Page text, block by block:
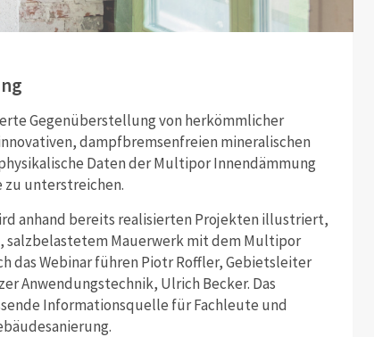
Gegenüberstellung von herkömmlicher
dampfbremsenfreien mineralischen
Daten der Multipor Innendämmung
unterstreichen.
anhand bereits realisierten Projekten illustriert,
salzbelastetem Mauerwerk mit dem Multipor
das Webinar führen Piotr Roffler, Gebietsleiter
Anwendungstechnik, Ulrich Becker. Das
Informationsquelle für Fachleute und